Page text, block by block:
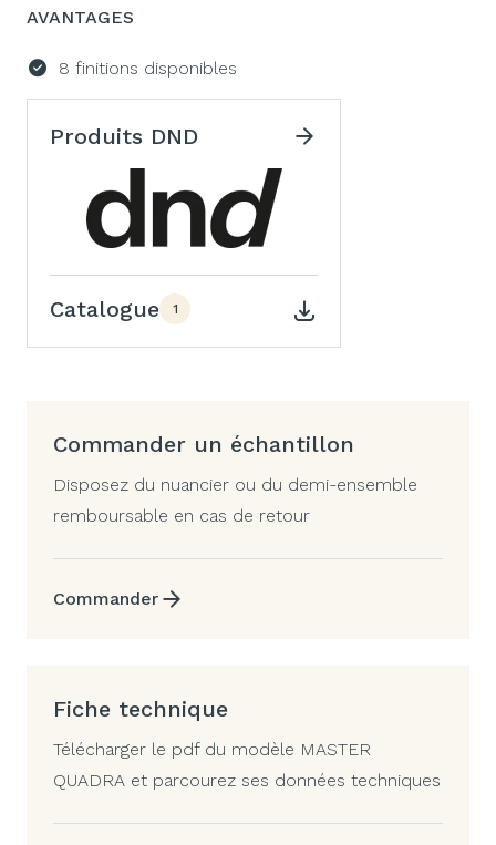
AVANTAGES
8 finitions disponibles
Produits DND
Catalogue 1
Commander un échantillon
Disposez du nuancier ou du demi-ensemble
remboursable en cas de retour
Commander
Fiche technique
Télécharger le pdf du modèle MASTER
QUADRA et parcourez ses données techniques